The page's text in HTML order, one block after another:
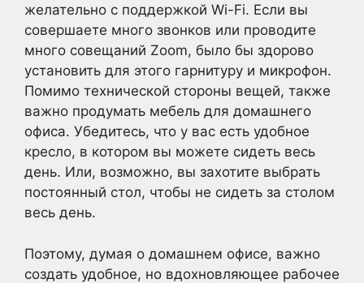
желательно с поддержкой Wi-Fi. Если вы
совершаете много звонков или проводите
много совещаний Zoom, было бы здорово
установить для этого гарнитуру и микрофон.
Помимо технической стороны вещей, также
важно продумать мебель для домашнего
офиса. Убедитесь, что у вас есть удобное
кресло, в котором вы можете сидеть весь
день. Или, возможно, вы захотите выбрать
постоянный стол, чтобы не сидеть за столом
весь день.
Поэтому, думая о домашнем офисе, важно
создать удобное, но вдохновляющее рабочее